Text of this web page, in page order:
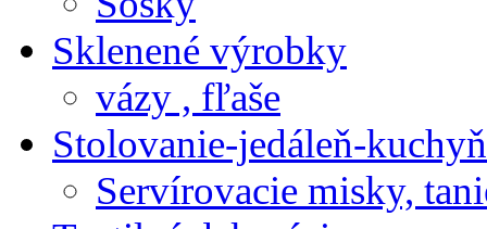
Sklenené výrobky
vázy , fľaše
Stolovanie-jedáleň-
Servírovacie misky,